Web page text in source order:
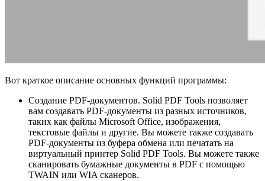
Вот краткое описание основных функций программы:
Создание PDF-документов. Solid PDF Tools позволяет
вам создавать PDF-документы из разных источников,
таких как файлы Microsoft Office, изображения,
текстовые файлы и другие. Вы можете также создавать
PDF-документы из буфера обмена или печатать на
виртуальный принтер Solid PDF Tools. Вы можете также
сканировать бумажные документы в PDF с помощью
TWAIN или WIA сканеров.